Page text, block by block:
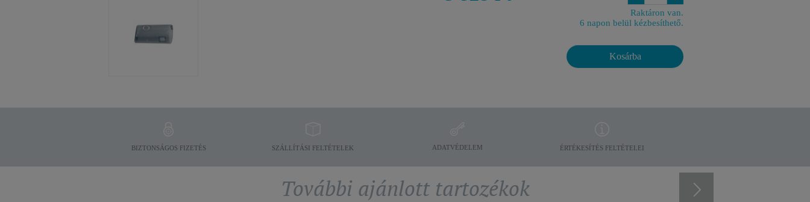
Raktáron van.
6 napon belül kézbesíthető.
Kosárba
BIZTONSÁGOS FIZETÉS SZÁLLÍTÁSI FELTÉTELEK ADATVÉDELEM ÉRTÉKESÍTÉS FELTÉTELEI
További ajánlott tartozékok